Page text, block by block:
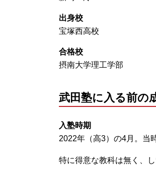
出身校
宝塚西高校
合格校
摂南大学理工学部
武田塾に入る前の
入塾時期
2022年（高3）の4月。当
特に得意な教科は無く、